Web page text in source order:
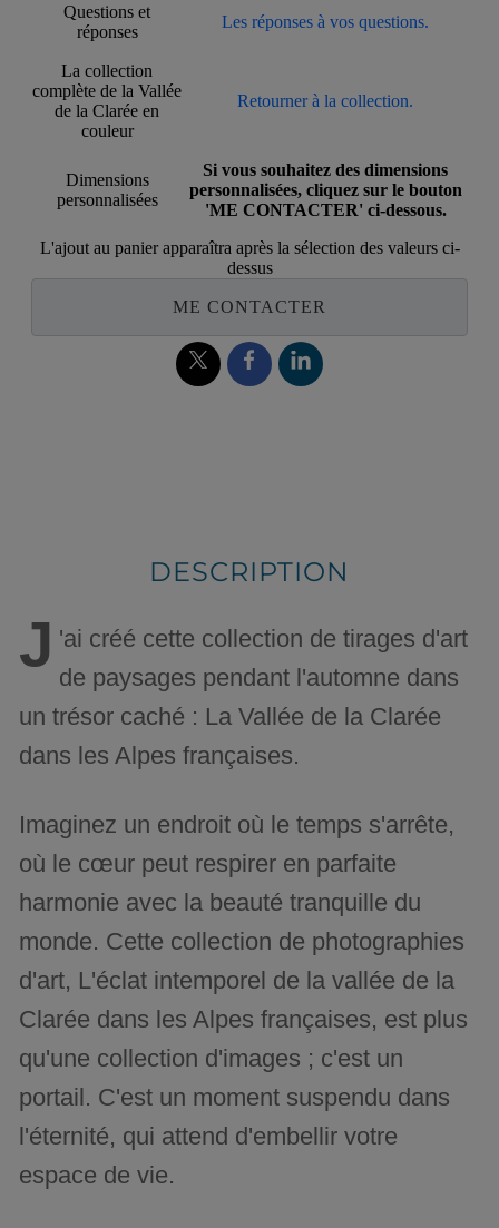
Questions et
réponses
Les réponses à vos questions.
La collection
complète de la Vallée
de la Clarée en
couleur
Retourner à la collection.
Dimensions
personnalisées
Si vous souhaitez des dimensions
personnalisées, cliquez sur le bouton
'ME CONTACTER' ci-dessous.
L'ajout au panier apparaîtra après la sélection des valeurs ci-
dessus
ME CONTACTER
DESCRIPTION
J 'ai créé cette collection de tirages d'art
de paysages pendant l'automne dans
un trésor caché : La Vallée de la Clarée
dans les Alpes françaises.
Imaginez un endroit où le temps s'arrête,
où le cœur peut respirer en parfaite
harmonie avec la beauté tranquille du
monde. Cette collection de photographies
d'art, L'éclat intemporel de la vallée de la
Clarée dans les Alpes françaises, est plus
qu'une collection d'images ; c'est un
portail. C'est un moment suspendu dans
l'éternité, qui attend d'embellir votre
espace de vie.